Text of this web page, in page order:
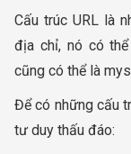
Cấu trúc URL là
địa chỉ, nó có
cũng có thể là
Để có những cấu
tư duy thấu đáo: